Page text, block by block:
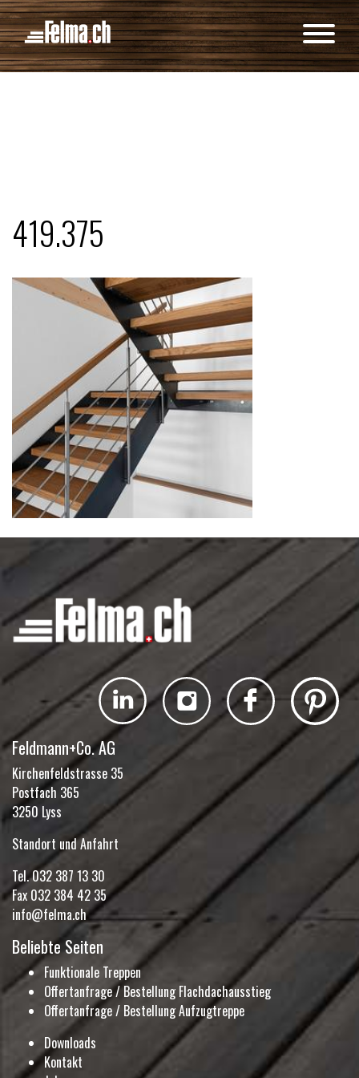
419.375
Feldmann+Co. AG
Kirchenfeldstrasse 35
Postfach 365
3250 Lyss
Standort und Anfahrt
Tel.032 387 13 30
Fax 032 384 42 35
info@felma.ch
Beliebte Seiten
Funktionale Treppen
Offertanfrage / Bestellung Flachdachausstieg
Offertanfrage / Bestellung Aufzugtreppe
Downloads
Kontakt
Cookie-Einstellungen